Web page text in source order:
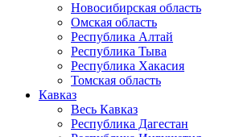
Новосибирская область
Омская область
Республика Алтай
Республика Тыва
Республика Хакасия
Томская область
Кавказ
Весь Кавказ
Республика Дагестан